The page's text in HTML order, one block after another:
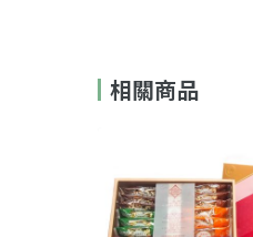
相關商品